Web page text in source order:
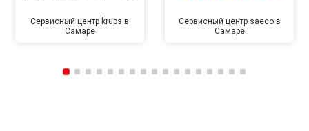
Сервисный центр krups в
Самаре
Сервисный центр saeco в
Самаре